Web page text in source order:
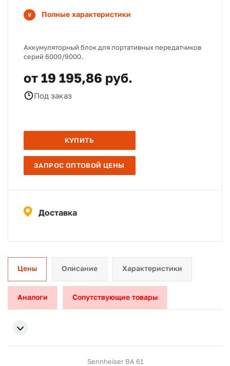
Полные характеристики
Аккумуляторный блок для портативных передатчиков
серий 6000/9000.
от 19 195,86 руб.
Под заказ
КУПИТЬ
ЗАПРОС ОПТОВОЙ ЦЕНЫ
Доставка
Цены Описание Характеристики
Аналоги Сопутствующие товары
Sennheiser BA 61